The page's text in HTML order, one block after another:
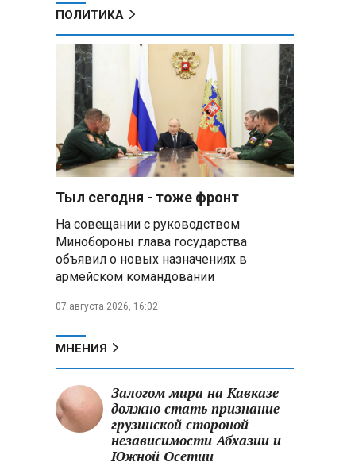
ПОЛИТИКА
Тыл сегодня - тоже фронт
На совещании с руководством
Минобороны глава государства
объявил о новых назначениях в
армейском командовании
07 августа 2026, 16:02
МНЕНИЯ
Залогом мира на Кавказе
должно стать признание
грузинской стороной
независимости Абхазии и
Южной Осетии